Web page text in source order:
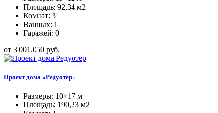
Площадь: 92,34 м2
Комнат: 3
Ванных: 1
Гаражей: 0
от 3.001.050 руб.
Проект дома «Редуотер»
Размеры: 10×17 м
Площадь: 190,23 м2